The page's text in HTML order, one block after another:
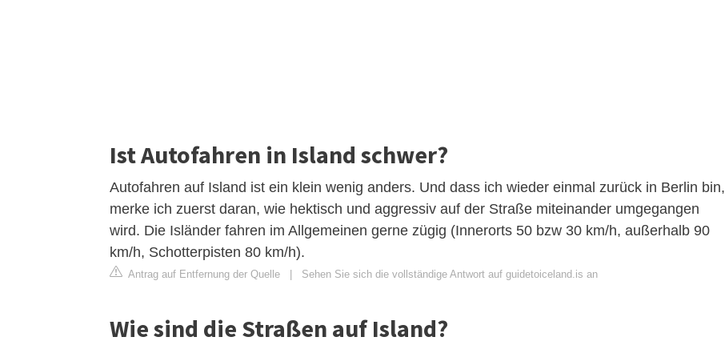
Ist Autofahren in Island schwer?
Autofahren auf Island ist ein klein wenig anders. Und dass ich wieder einmal zurück in Berlin bin,
merke ich zuerst daran, wie hektisch und aggressiv auf der Straße miteinander umgegangen
wird. Die Isländer fahren im Allgemeinen gerne zügig (Innerorts 50 bzw 30 km/h, außerhalb 90
km/h, Schotterpisten 80 km/h).
Antrag auf Entfernung der Quelle Sehen Sie sich die vollständige Antwort auf guidetoiceland.is an
Wie sind die Straßen auf Island?